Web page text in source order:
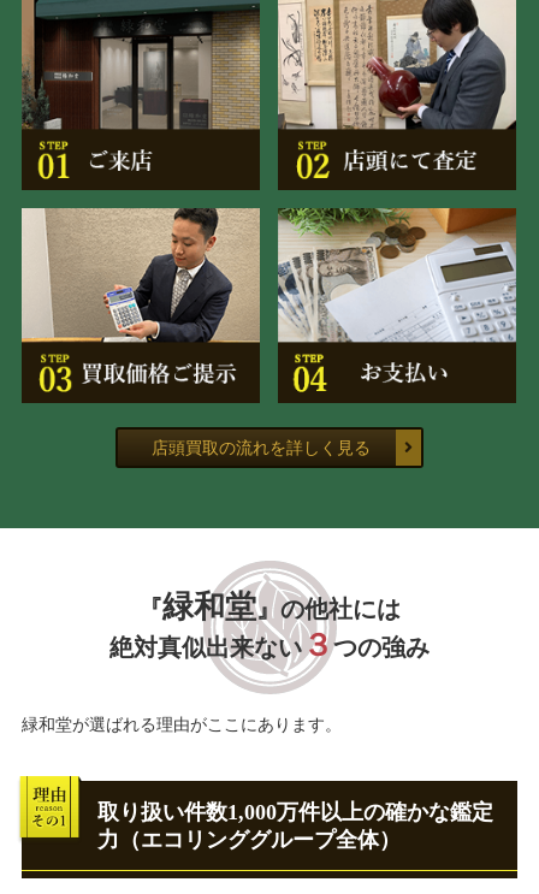
店頭買取の流れを詳しく見る
『緑和堂』の他社には
絶対真似出来ない ３つの強み
緑和堂が選ばれる理由がここにあります。
取り扱い件数1,000万件以上の確かな鑑定
力（エコリンググループ全体）